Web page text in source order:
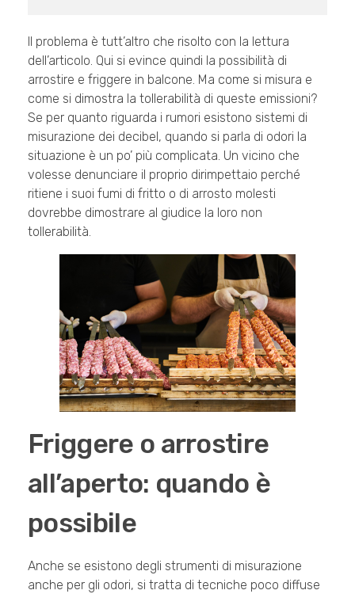
Il problema è tutt’altro che risolto con la lettura
dell’articolo. Qui si evince quindi la possibilità di
arrostire e friggere in balcone. Ma come si misura e
come si dimostra la tollerabilità di queste emissioni?
Se per quanto riguarda i rumori esistono sistemi di
misurazione dei decibel, quando si parla di odori la
situazione è un po’ più complicata. Un vicino che
volesse denunciare il proprio dirimpettaio perché
ritiene i suoi fumi di fritto o di arrosto molesti
dovrebbe dimostrare al giudice la loro non
tollerabilità.
Friggere o arrostire
all’aperto: quando è
possibile
Anche se esistono degli strumenti di misurazione
anche per gli odori, si tratta di tecniche poco diffuse